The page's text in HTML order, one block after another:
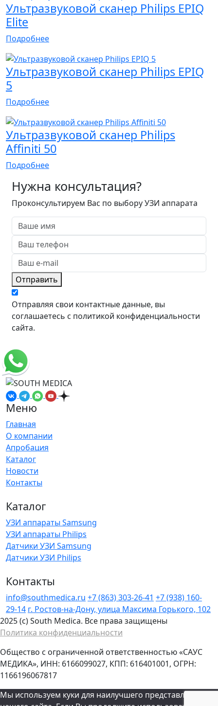
Ультразвуковой сканер Philips EPIQ
Elite
Подробнее
Ультразвуковой сканер Philips EPIQ
5
Подробнее
Ультразвуковой сканер Philips
Affiniti 50
Подробнее
Нужна консультация?
Проконсультируем Вас по выбору УЗИ аппарата
Отправить
Отправляя свои контактные данные, вы
соглашаетесь с политикой конфиденциальности
сайта.
Меню
Главная
О компании
Апробация
Каталог
Новости
Контакты
Каталог
УЗИ аппараты Samsung
УЗИ аппараты Philips
Датчики УЗИ Samsung
Датчики УЗИ Philips
Контакты
info@southmedica.ru +7 (863) 303-26-41 +7 (938) 160-
29-14 г. Ростов-на-Дону, улица Максима Горького, 102
2025 (c) South Medica. Все права защищены
Политика конфиденциальности
Общество с ограниченной ответственностью «САУС
МЕДИКА», ИНН: 6166099027, КПП: 616401001, ОГРН:
1166196067817
Мы используем куки для наилучшего представления